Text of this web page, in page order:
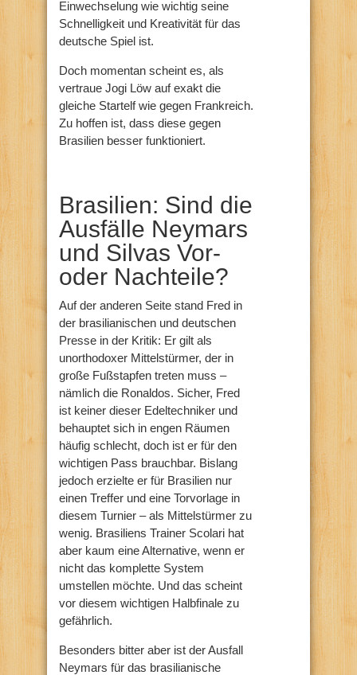
Einwechselung wie wichtig seine
Schnelligkeit und Kreativität für das
deutsche Spiel ist.
Doch momentan scheint es, als
vertraue Jogi Löw auf exakt die
gleiche Startelf wie gegen Frankreich.
Zu hoffen ist, dass diese gegen
Brasilien besser funktioniert.
Brasilien: Sind die
Ausfälle Neymars
und Silvas Vor-
oder Nachteile?
Auf der anderen Seite stand Fred in
der brasilianischen und deutschen
Presse in der Kritik: Er gilt als
unorthodoxer Mittelstürmer, der in
große Fußstapfen treten muss –
nämlich die Ronaldos. Sicher, Fred
ist keiner dieser Edeltechniker und
behauptet sich in engen Räumen
häufig schlecht, doch ist er für den
wichtigen Pass brauchbar. Bislang
jedoch erzielte er für Brasilien nur
einen Treffer und eine Torvorlage in
diesem Turnier – als Mittelstürmer zu
wenig. Brasiliens Trainer Scolari hat
aber kaum eine Alternative, wenn er
nicht das komplette System
umstellen möchte. Und das scheint
vor diesem wichtigen Halbfinale zu
gefährlich.
Besonders bitter aber ist der Ausfall
Neymars für das brasilianische